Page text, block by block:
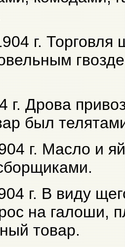
г.
г. Дрова
был
г. Масло и
г. В виду
на галоши,
товар.